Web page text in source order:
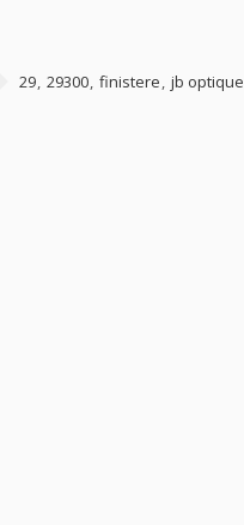
29 29300 finistere jb optique